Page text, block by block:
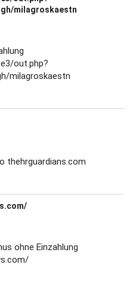
milagroskaestn
out.php?
milagroskaestn
thehrguardians.com
ohne Einzahlung